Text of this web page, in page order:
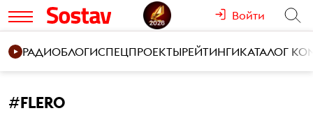
Войти
РАДИОБЛОГИСПЕЦПРОЕКТЫРЕЙТИНГИКАТАЛОГ
#FLERO